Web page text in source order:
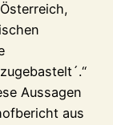
Aussagen
aus